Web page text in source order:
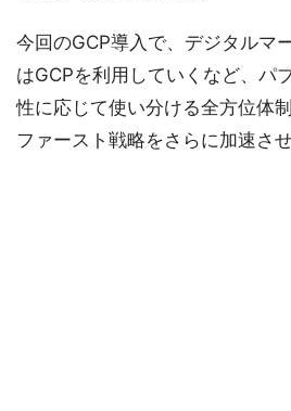
今回のGCP導入で、デジタルマ
はGCPを利用していくなど、パ
性に応じて使い分ける全方位体
ファースト戦略をさらに加速させ